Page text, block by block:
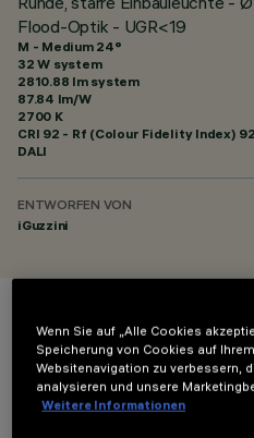
Flood-Optik - UGR<19
M - Medium 24°
32 W system
2810.88 lm system
87.84 lm/W
2700 K
CRI 92 - Rf (Colour Fidelity Index)
DALI
ENTWORFEN VON
iGuzzini
FARBE
Wenn Sie auf „Alle Cookies
Speicherung von Cookies auf
Websitenavigation zu verbessern,
analysieren und unsere
Weitere Informationen